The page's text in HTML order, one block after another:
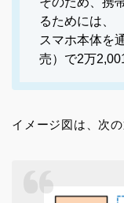
るためには、
スマホ本体を
売）で2万
イメージ図は、次の